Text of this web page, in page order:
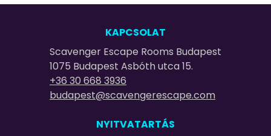
KAPCSOLAT
Scavenger Escape Rooms Budapest
1075 Budapest Asbóth utca 15.
+36 30 668 3936
budapest@scavengerescape.com
NYITVATARTÁS